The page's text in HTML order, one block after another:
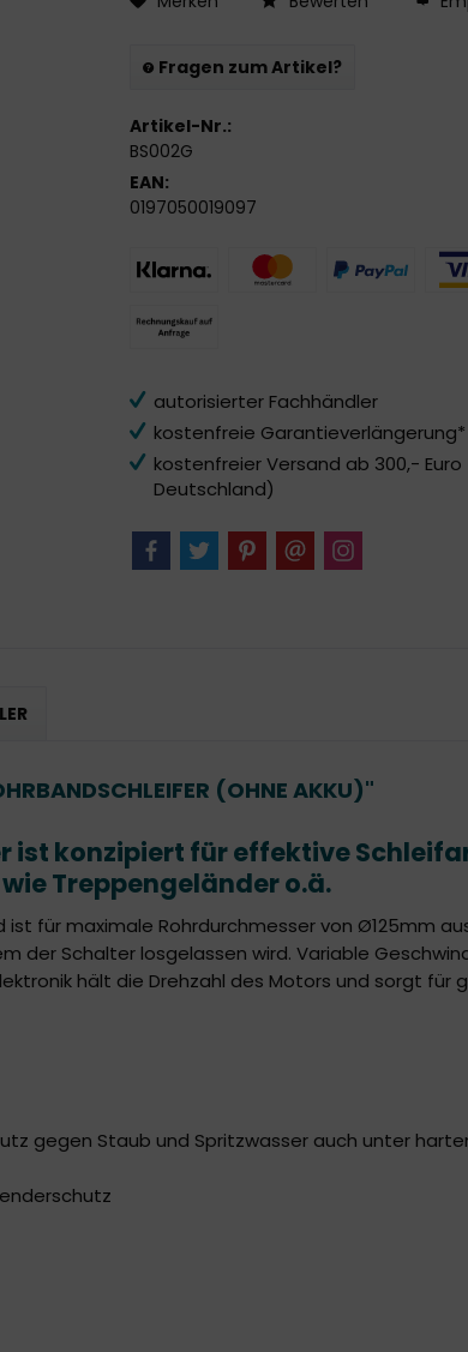
Fragen zum Artikel?
Artikel-Nr.:
BS002G
EAN:
0197050019097
autorisierter Fachhändler
kostenfreie Garantieverlängerung*
kostenfreier Versand ab 300,-
Deutschland)
(OHNE AKKU)"
konzipiert für effektive
Treppengeländer o.ä.
ist für maximale Rohrdurchmesser von Ø125mm
Schalter losgelassen wird. Variable
hält die Drehzahl des Motors und sorgt für
gegen Staub und Spritzwasser auch unter